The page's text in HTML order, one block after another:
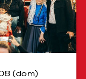
(dom)